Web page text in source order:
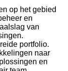
op het gebied
en
van
portfolio.
naar
en